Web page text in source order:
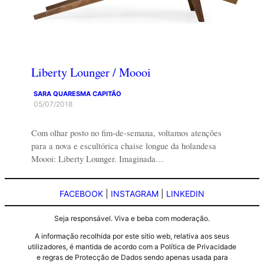
Liberty Lounger / Moooi
SARA QUARESMA CAPITÃO
05/07/2018
Com olhar posto no fim-de-semana, voltamos atenções
para a nova e escultórica chaise longue da holandesa
Moooi: Liberty Lounger. Imaginada…
FACEBOOK INSTAGRAM LINKEDIN
Seja responsável. Viva e beba com moderação.
A informação recolhida por este sitio web, relativa aos seus
utilizadores, é mantida de acordo com a Política de Privacidade
e regras de Protecção de Dados sendo apenas usada para